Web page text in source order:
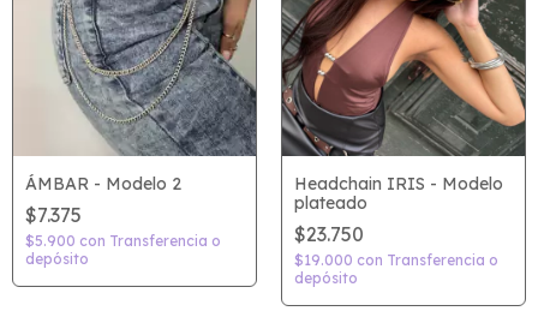
ÁMBAR - Modelo 2
$7.375
$5.900 con Transferencia o
depósito
Headchain IRIS - Modelo
plateado
$23.750
$19.000 con Transferencia o
depósito